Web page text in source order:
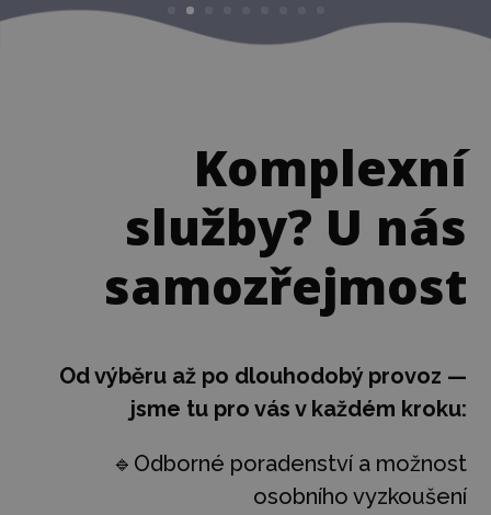
Komplexní
služby? U nás
samozřejmost
Od výběru až po dlouhodobý provoz —
jsme tu pro vás v každém kroku:
🔹Odborné poradenství a možnost
osobního vyzkoušení